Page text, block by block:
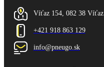
Víťaz 154, 082 38 Víťaz
+421 918 863 129
info@pneugo.sk